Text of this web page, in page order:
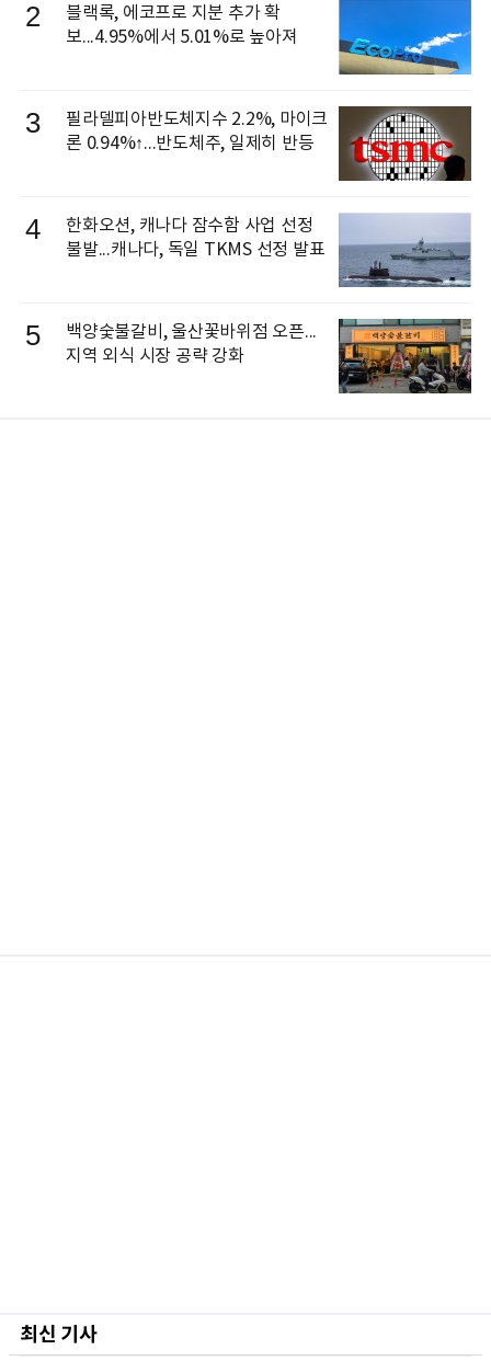
2
블랙록, 에코프로 지분 추가 확
보...4.95%에서 5.01%로 높아져
3
필라델피아반도체지수 2.2%, 마이크
론 0.94%↑...반도체주, 일제히 반등
4
한화오션, 캐나다 잠수함 사업 선정
불발...캐나다, 독일 TKMS 선정 발표
5
백양숯불갈비, 울산꽃바위점 오픈...
지역 외식 시장 공략 강화
최신 기사